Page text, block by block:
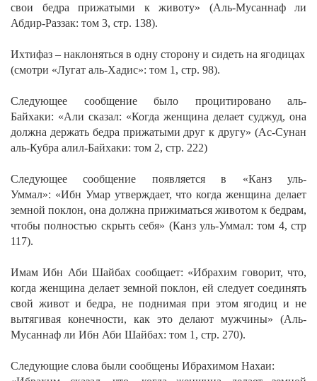
свои бедра прижатыми к животу» (Аль-Мусаннаф ли
Абдир-Раззак: том 3, стр. 138).
Ихтифаз – наклоняться в одну сторону и сидеть на ягодицах
(смотри «Лугат аль-Хадис»: том 1, стр. 98).
Следующее сообщение было процитировано аль-
Байхаки: «Али сказал: «Когда женщина делает суджуд, она
должна держать бедра прижатыми друг к другу» (Ас-Сунан
аль-Кубра алил-Байхаки: том 2, стр. 222)
Следующее сообщение появляется в «Канз уль-
Уммал»: «Ибн Умар утверждает, что когда женщина делает
земной поклон, она должна прижиматься животом к бедрам,
чтобы полностью скрыть себя» (Канз уль-Уммал: том 4, стр
117).
Имам Ибн Аби Шайбах сообщает: «Ибрахим говорит, что,
когда женщина делает земной поклон, ей следует соединять
свой живот и бедра, не поднимая при этом ягодиц и не
вытягивая конечности, как это делают мужчины» (Аль-
Мусаннаф ли Ибн Аби Шайбах: том 1, стр. 270).
Следующие слова были сообщены Ибрахимом Нахаи: